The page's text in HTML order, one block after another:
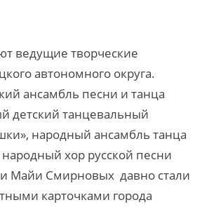
ведущие творческие
автономного округа.
ансамбль песни и танца
детский танцевальный
народный ансамбль танца
хор русской песни
Майи Смирновых давно стали
карточками города